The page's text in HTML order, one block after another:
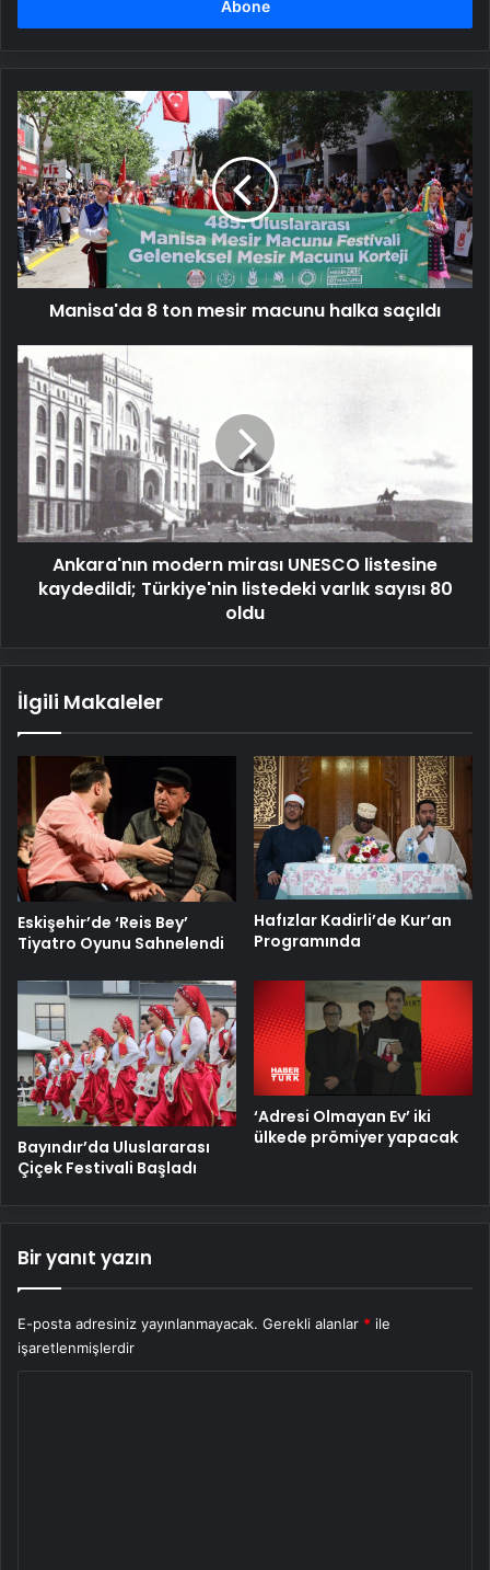
Manisa'da
8
ton
mesir
macunu
halka
saçıldı
Manisa'da 8 ton mesir macunu halka saçıldı
Ankara'nın
modern
mirası
UNESCO
listesine
kaydedildi;
Türkiye'nin
listedeki
varlık
Ankara'nın modern mirası UNESCO listesine
kaydedildi; Türkiye'nin listedeki varlık sayısı 80
oldu
İlgili Makaleler
Eskişehir’de ‘Reis Bey’
Tiyatro Oyunu Sahnelendi
Hafızlar Kadirli’de Kur’an
Programında
Bayındır’da Uluslararası
Çiçek Festivali Başladı
‘Adresi Olmayan Ev’ iki
ülkede prömiyer yapacak
Bir yanıt yazın
E-posta adresiniz yayınlanmayacak. Gerekli alanlar * ile
işaretlenmişlerdir